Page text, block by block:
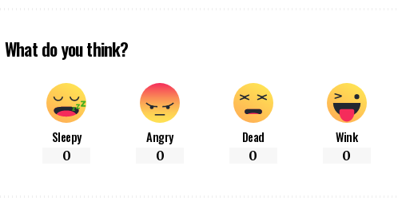
What do you think?
Sleepy
0
Angry
0
Dead
0
Wink
0